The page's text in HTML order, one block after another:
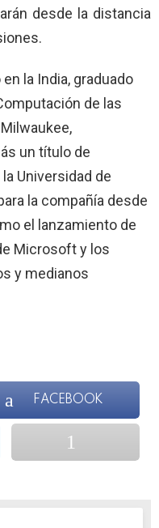
desde la distancia
la India, graduado
de las
un título de
Universidad de
la compañía desde
el lanzamiento de
Microsoft y los
y medianos
FACEBOOK